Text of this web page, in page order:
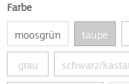
Farbe
moosgrün taupe
grau schwarz/